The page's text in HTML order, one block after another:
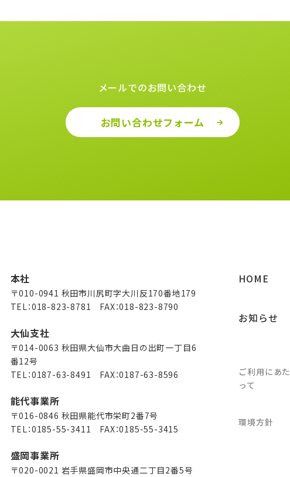
メールでのお問い合わせ
お問い合わせフォーム
本社
〒010-0941 秋田市川尻町字大川反170番地179
TEL：018-823-8781 FAX：018-823-8790
大仙支社
〒014-0063 秋田県大仙市大曲日の出町一丁目6
番12号
TEL：0187-63-8491 FAX：0187-63-8596
能代事業所
〒016-0846 秋田県能代市栄町2番7号
TEL：0185-55-3411 FAX：0185-55-3415
盛岡事業所
〒020-0021 岩手県盛岡市中央通二丁目2番5号
HOME
お知らせ
ご利用にあた
って
環境方針